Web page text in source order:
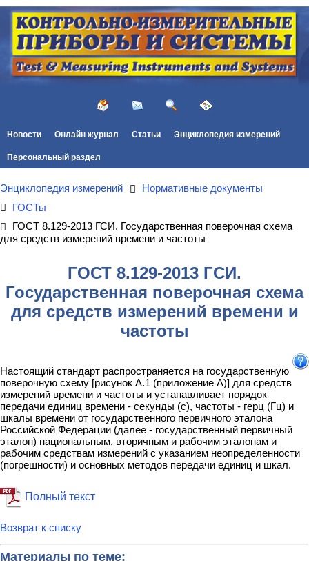
Новости Онлайн журнал Статьи Энциклопедия измерений
Персональный раздел
Энциклопедия измерений
Нормативные документы
ГОСТы
ГОСТ 8.129-2013 ГСИ. Государственная поверочная схема
для средств измерений времени и частоты
ГОСТ 8.129-2013 ГСИ.
Государственная поверочная схема
для средств измерений времени и
частоты
Настоящий стандарт распространяется на государственную
поверочную схему [рисунок А.1 (приложение А)] для средств
измерений времени и частоты и устанавливает порядок
передачи единиц времени - секунды (с), частоты - герц (Гц) и
шкалы времени от государственного первичного эталона
Российской Федерации (далее - государственный первичный
эталон) национальным, вторичным и рабочим эталонам и
рабочим средствам измерений с указанием неопределенности
(погрешности) и основных методов передачи единиц и шкал.
Полный текст
Возврат к списку
Материалы по теме: